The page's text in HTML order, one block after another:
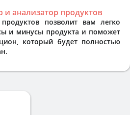
и анализатор продуктов
продуктов позволит вам легко
и минусы продукта и поможет
который будет полностью